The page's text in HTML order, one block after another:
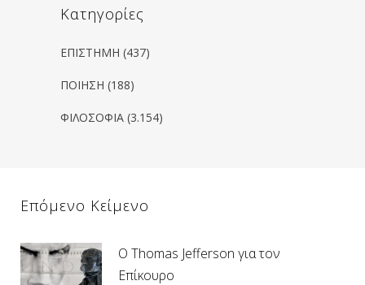
Kατηγορίες
ΕΠΙΣΤΗΜΗ (437)
ΠΟΙΗΣΗ (188)
ΦΙΛΟΣΟΦΙΑ (3.154)
Επόμενο Κείμενο
Ο Thomas Jefferson για τον
Επίκουρο